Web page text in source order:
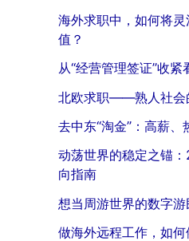
海外求职中，如何将
值？
从“经营管理签证”收
北欧求职——熟人社会
去中东“淘金”：高薪
动荡世界的稳定之锚
向指南
想当周游世界的数字
做海外远程工作，如何